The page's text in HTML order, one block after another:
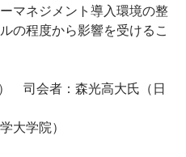
マネジメント導入環境の整
の程度から影響を受けるこ
司会者：森光高大氏（日
大学院）